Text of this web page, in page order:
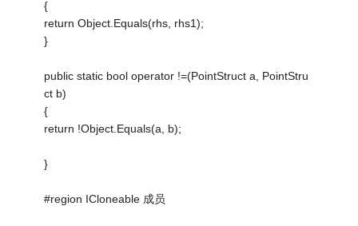
{
return Object.Equals(rhs, rhs1);
}
public static bool operator !=(PointStruct a, PointStru
ct b)
{
return !Object.Equals(a, b);
}
#region ICloneable 成员